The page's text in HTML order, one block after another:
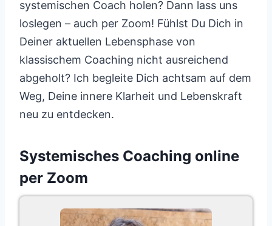
systemischen Coach holen? Dann lass uns
loslegen – auch per Zoom! Fühlst Du Dich in
Deiner aktuellen Lebensphase von
klassischem Coaching nicht ausreichend
abgeholt? Ich begleite Dich achtsam auf dem
Weg, Deine innere Klarheit und Lebenskraft
neu zu entdecken.
Systemisches Coaching online
per Zoom